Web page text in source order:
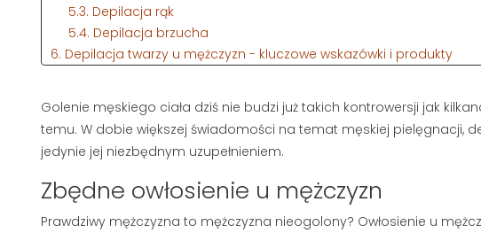
5.3. Depilacja rąk
5.4. Depilacja brzucha
6. Depilacja twarzy u mężczyzn - kluczowe wskazówki i produkty
7. Golenie pach i rąk - praktyczne porady i najlepsze narzędzia
7.1. Techniki golenia dla skuteczności i komfortu
7.2. Polecane produkty z Facetaria.pl
7.3. Przeczytaj także:
Golenie męskiego ciała dziś nie budzi już takich kontrowersji jak
temu. W dobie większej świadomości na temat męskiej pielęgnacji,
jedynie jej niezbędnym uzupełnieniem.
Zbędne owłosienie u mężczyzn
Prawdziwy mężczyzna to mężczyzna nieogolony? Owłosienie u